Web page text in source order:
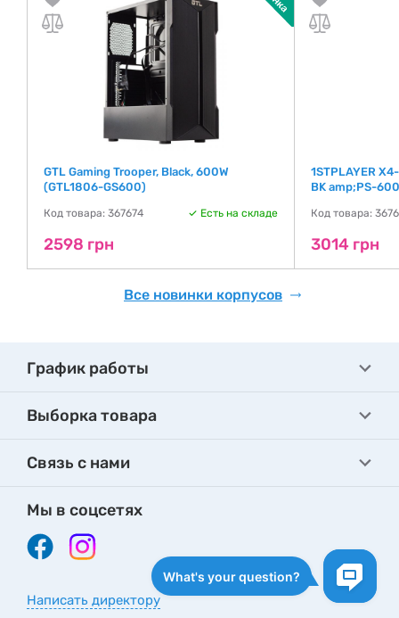
GTL Gaming Trooper, Black, 600W
(GTL1806-GS600)
Код товара: 367674 Есть на складе
2598 грн
1STPLAYER
BK amp;PS-
Код товара:
3014 грн
Все новинки корпусов
График работы
Выборка товара
Связь с нами
Мы в соцсетях
Написать директору